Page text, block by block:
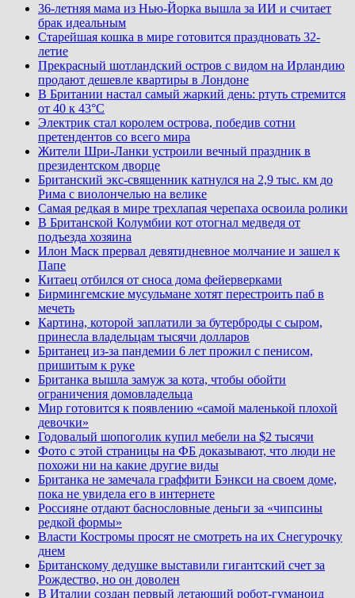
36-летняя мама из Нью-Йорка вышла за ИИ и считает
брак идеальным
Старейшая кошка в мире готовится праздновать 32-
летие
Прекрасный шотландский остров с видом на Ирландию
продают дешевле квартиры в Лондоне
В Британии настал самый жаркий день: ртуть стремится
от 40 к 43°C
Электрик стал королем острова, победив сотни
претендентов со всего мира
Жители Шри-Ланки устроили вечный праздник в
президентском дворце
Британский экс-священник катнулся на 2,9 тыс. км до
Рима с виолончелью на велике
Самая редкая в мире трехлапая черепаха освоила ролики
В Британской Колумбии кот отогнал медведя от
подъезда хозяина
Илон Маск прервал девятидневное молчание и зашел к
Папе
Китаец отбился от сноса дома фейерверками
Бирмингемские мусульмане хотят перестроить паб в
мечеть
Картина, которой заплатили за бутерброды с сыром,
принесла владельцам тысячи долларов
Британец из-за пандемии 6 лет прожил с пенисом,
пришитым к руке
Британка вышла замуж за кота, чтобы обойти
ограничения домовладельца
Мир готовится к появлению «самой маленькой плохой
девочки»
Годовалый шопоголик купил мебели на $2 тысячи
Фото с этой страницы на ФБ доказывают, что люди не
похожи ни на какие другие виды
Британка не замечала граффити Бэнкси на своем доме,
пока не увидела его в интернете
Россияне отдают баснословные деньги за «чипсины
редкой формы»
Власти Костромы просят не смотреть на их Снегурочку
днем
Британскому дедушке выставили гигантский счет за
Рождество, но он доволен
В Италии создан первый летающий робот-гуманоид